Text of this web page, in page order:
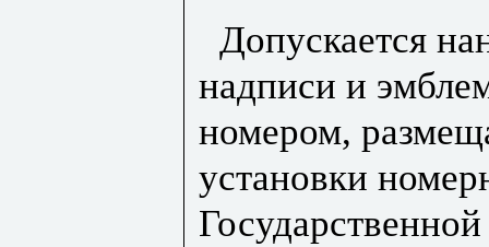
Допускается
надписи и
номером,
установки